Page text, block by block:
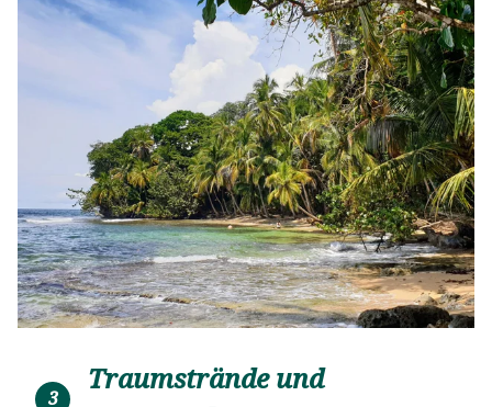
3
Traumstrände und